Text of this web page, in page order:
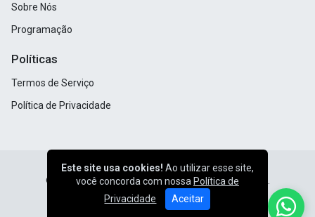
Sobre Nós
Programação
Políticas
Termos de Serviço
Política de Privacidade
© Rádio Rosário FM - Todos os direitos reservados.
Este site usa cookies! Ao utilizar esse site,
você concorda com nossa Política de
Privacidade
Aceitar